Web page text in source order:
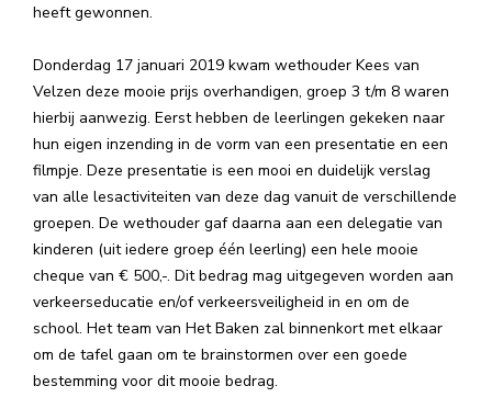
heeft gewonnen.
Donderdag 17 januari 2019 kwam wethouder Kees van
Velzen deze mooie prijs overhandigen, groep 3 t/m 8 waren
hierbij aanwezig. Eerst hebben de leerlingen gekeken naar
hun eigen inzending in de vorm van een presentatie en een
filmpje. Deze presentatie is een mooi en duidelijk verslag
van alle lesactiviteiten van deze dag vanuit de verschillende
groepen. De wethouder gaf daarna aan een delegatie van
kinderen (uit iedere groep één leerling) een hele mooie
cheque van € 500,-. Dit bedrag mag uitgegeven worden aan
verkeerseducatie en/of verkeersveiligheid in en om de
school. Het team van Het Baken zal binnenkort met elkaar
om de tafel gaan om te brainstormen over een goede
bestemming voor dit mooie bedrag.